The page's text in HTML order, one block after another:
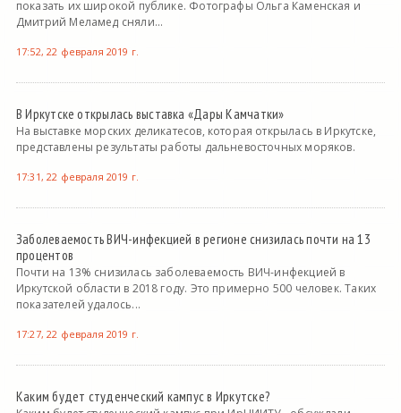
показать их широкой публике. Фотографы Ольга Каменская и
Дмитрий Меламед сняли...
17:52, 22 февраля 2019 г.
В Иркутске открылась выставка «Дары Камчатки»
На выставке морских деликатесов, которая открылась в Иркутске,
представлены результаты работы дальневосточных моряков.
17:31, 22 февраля 2019 г.
Заболеваемость ВИЧ-инфекцией в регионе снизилась почти на 13
процентов
Почти на 13% снизилась заболеваемость ВИЧ-инфекцией в
Иркутской области в 2018 году. Это примерно 500 человек. Таких
показателей удалось...
17:27, 22 февраля 2019 г.
Каким будет студенческий кампус в Иркутске?